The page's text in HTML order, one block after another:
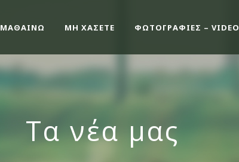
ΜΑΘΑΙΝΩ ΜΗ ΧΑΣΕΤΕ ΦΩΤΟΓΡΑΦΙΕΣ – VIDEO
Τα νέα μας